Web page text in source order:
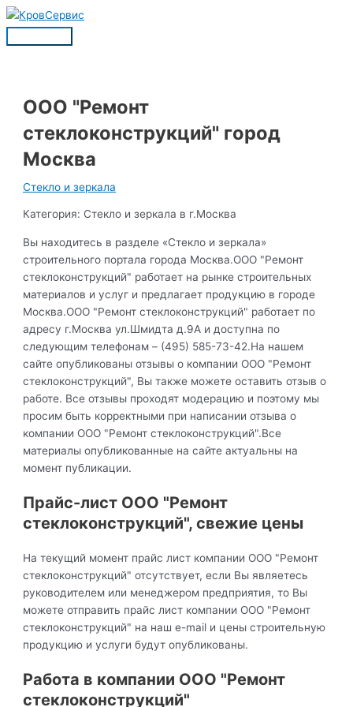
Перейти
к
содержимому
Главное
ООО "Ремонт
стеклоконструкций" город
Москва
Стекло и зеркала
Категория: Стекло и зеркала в г.Москва
Вы находитесь в разделе «Стекло и зеркала»
строительного портала города Москва.ООО "Ремонт
стеклоконструкций" работает на рынке строительных
материалов и услуг и предлагает продукцию в городе
Москва.ООО "Ремонт стеклоконструкций" работает по
адресу г.Москва ул.Шмидта д.9А и доступна по
следующим телефонам – (495) 585-73-42.На нашем
сайте опубликованы отзывы о компании ООО "Ремонт
стеклоконструкций", Вы также можете оставить отзыв о
работе. Все отзывы проходят модерацию и поэтому мы
просим быть корректными при написании отзыва о
компании ООО "Ремонт стеклоконструкций".Все
материалы опубликованные на сайте актуальны на
момент публикации.
Прайс-лист ООО "Ремонт
стеклоконструкций", свежие цены
На текущий момент прайс лист компании ООО "Ремонт
стеклоконструкций" отсутствует, если Вы являетесь
руководителем или менеджером предприятия, то Вы
можете отправить прайс лист компании ООО "Ремонт
стеклоконструкций" на наш e-mail и цены строительную
продукцию и услуги будут опубликованы.
Работа в компании ООО "Ремонт
стеклоконструкций"